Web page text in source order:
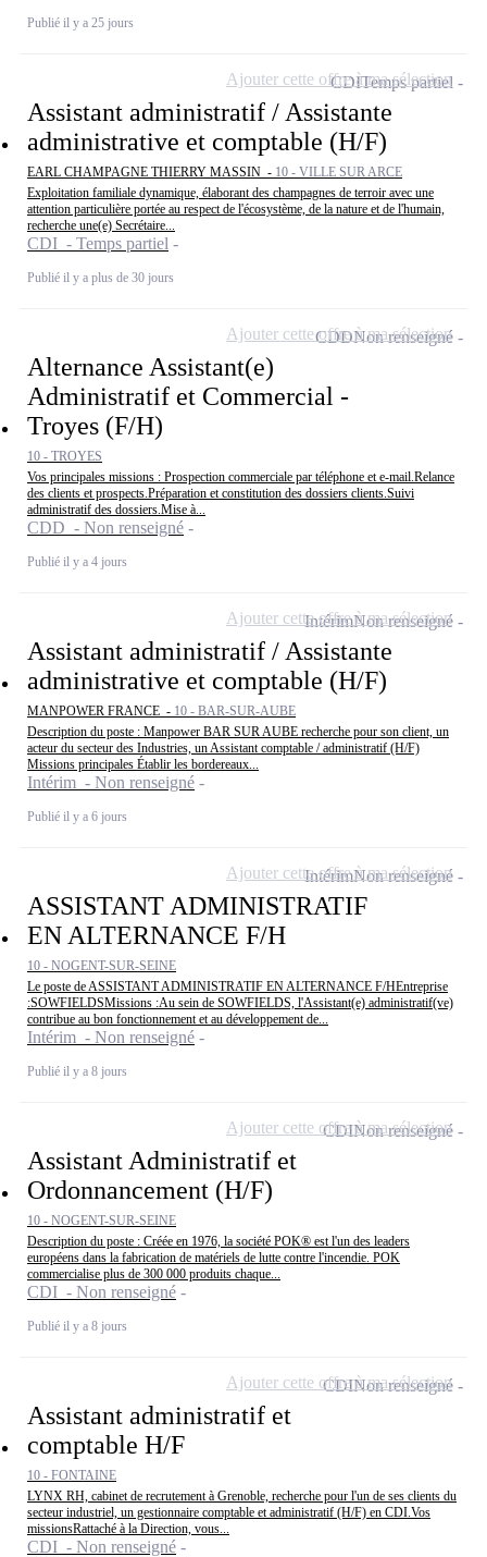
Publié il y a 25 jours
Assistant administratif / Assistante
administrative et comptable (H/F)
EARL CHAMPAGNE THIERRY MASSIN - 10 - VILLE SUR ARCE
Exploitation familiale dynamique, élaborant des champagnes de terroir avec une
attention particulière portée au respect de l'écosystème, de la nature et de l'humain,
recherche une(e) Secrétaire...
CDI - Temps partiel
Publié il y a plus de 30 jours
CDITemps partiel
Ajouter cette offre à ma sélection
Alternance Assistant(e)
Administratif et Commercial -
Troyes (F/H)
10 - TROYES
Vos principales missions : Prospection commerciale par téléphone et e-mail.Relance
des clients et prospects.Préparation et constitution des dossiers clients.Suivi
administratif des dossiers.Mise à...
CDD - Non renseigné
Publié il y a 4 jours
CDDNon renseigné
Ajouter cette offre à ma sélection
Assistant administratif / Assistante
administrative et comptable (H/F)
MANPOWER FRANCE - 10 - BAR-SUR-AUBE
Description du poste : Manpower BAR SUR AUBE recherche pour son client, un
acteur du secteur des Industries, un Assistant comptable / administratif (H/F)
Missions principales Établir les bordereaux...
Intérim - Non renseigné
Publié il y a 6 jours
IntérimNon renseigné
Ajouter cette offre à ma sélection
ASSISTANT ADMINISTRATIF
EN ALTERNANCE F/H
10 - NOGENT-SUR-SEINE
Le poste de ASSISTANT ADMINISTRATIF EN ALTERNANCE F/HEntreprise
:SOWFIELDSMissions :Au sein de SOWFIELDS, l'Assistant(e) administratif(ve)
contribue au bon fonctionnement et au développement de...
Intérim - Non renseigné
Publié il y a 8 jours
IntérimNon renseigné
Ajouter cette offre à ma sélection
Assistant Administratif et
Ordonnancement (H/F)
10 - NOGENT-SUR-SEINE
Description du poste : Créée en 1976, la société POK® est l'un des leaders
européens dans la fabrication de matériels de lutte contre l'incendie. POK
commercialise plus de 300 000 produits chaque...
CDI - Non renseigné
Publié il y a 8 jours
CDINon renseigné
Ajouter cette offre à ma sélection
Assistant administratif et
comptable H/F
10 - FONTAINE
LYNX RH, cabinet de recrutement à Grenoble, recherche pour l'un de ses clients du
secteur industriel, un gestionnaire comptable et administratif (H/F) en CDI.Vos
missionsRattaché à la Direction, vous...
CDI - Non renseigné
CDINon renseigné
Ajouter cette offre à ma sélection